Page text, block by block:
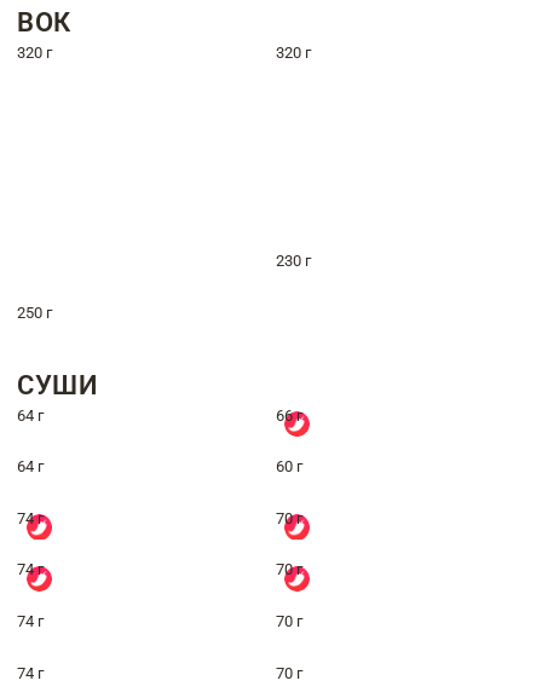
ВОК
320 г 320 г
230 г
250 г
СУШИ
64 г 66 г
64 г 60 г
74 г 70 г
74 г 70 г
74 г 70 г
74 г 70 г